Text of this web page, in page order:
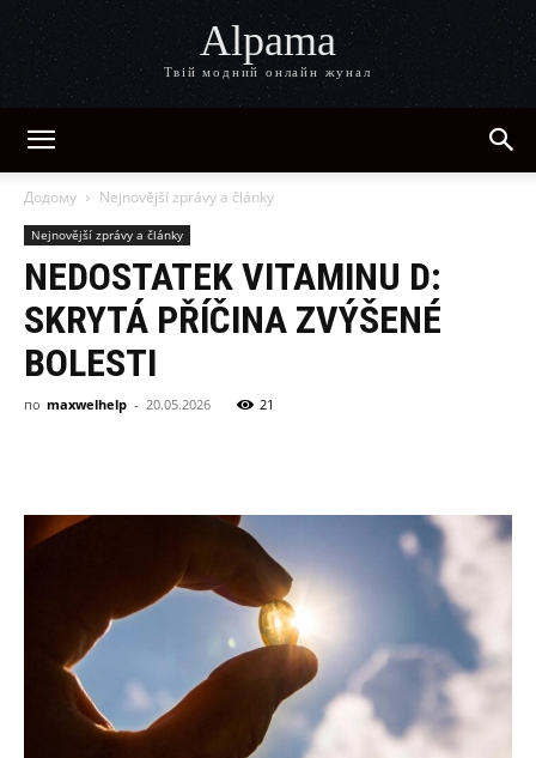
Alpama
Твій модний онлайн жунал
Додому Nejnovější zprávy a články
Nejnovější zprávy a články
NEDOSTATEK VITAMINU D:
SKRYTÁ PŘÍČINA ZVÝŠENÉ
BOLESTI
по maxwelhelp - 20.05.2026 21